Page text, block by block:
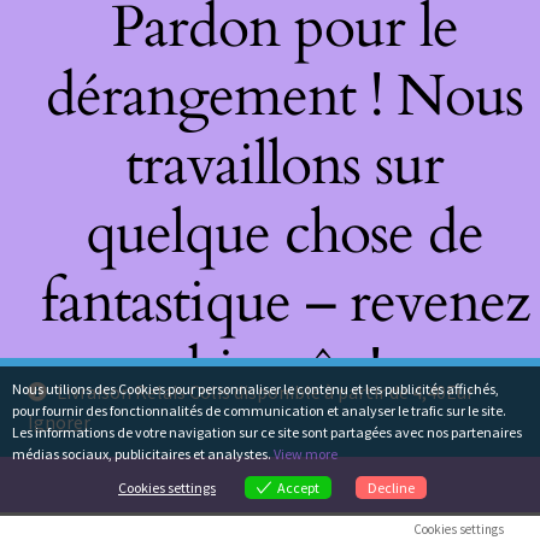
Livraison Relais Colis disponible à partir de 4,40Eur
Ignorer
Pardon pour le
dérangement ! Nous
travaillons sur
quelque chose de
fantastique – revenez
bientôt !
Nous utilions des Cookies pour personnaliser le contenu et les publicités affichés,
pour fournir des fonctionnalités de communication et analyser le trafic sur le site.
Les informations de votre navigation sur ce site sont partagées avec nos partenaires
médias sociaux, publicitaires et analystes.View more
Cookies settings
Accept Decline
Cookies settings